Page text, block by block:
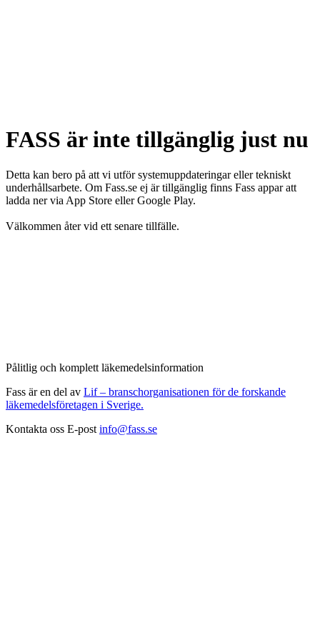
FASS är inte tillgänglig just nu
Detta kan bero på att vi utför systemuppdateringar eller tekniskt
underhållsarbete. Om Fass.se ej är tillgänglig finns Fass appar att
ladda ner via App Store eller Google Play.
Välkommen åter vid ett senare tillfälle.
Pålitlig och komplett läkemedelsinformation
Fass är en del av Lif – branschorganisationen för de forskande
läkemedelsföretagen i Sverige.
Kontakta oss E-post info@fass.se